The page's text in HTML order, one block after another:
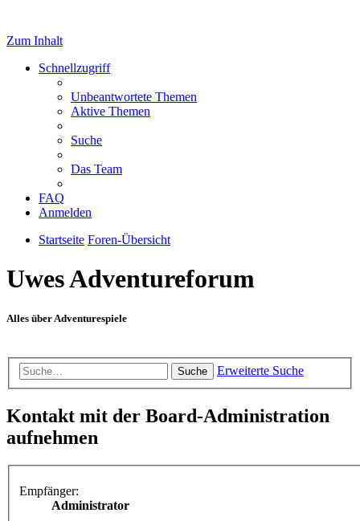
Zum Inhalt
Schnellzugriff
Unbeantwortete Themen
Aktive Themen
Suche
Das Team
FAQ
Anmelden
Startseite Foren-Übersicht
Uwes Adventureforum
Alles über Adventurespiele
Suche Erweiterte Suche
Kontakt mit der Board-Administration
aufnehmen
Empfänger:
Administrator